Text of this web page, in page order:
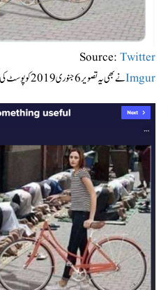
Source: Twitter
Imgurنے بھی یہ تصویر 6 جنوری 2019 کو پوسٹ کی تھی۔